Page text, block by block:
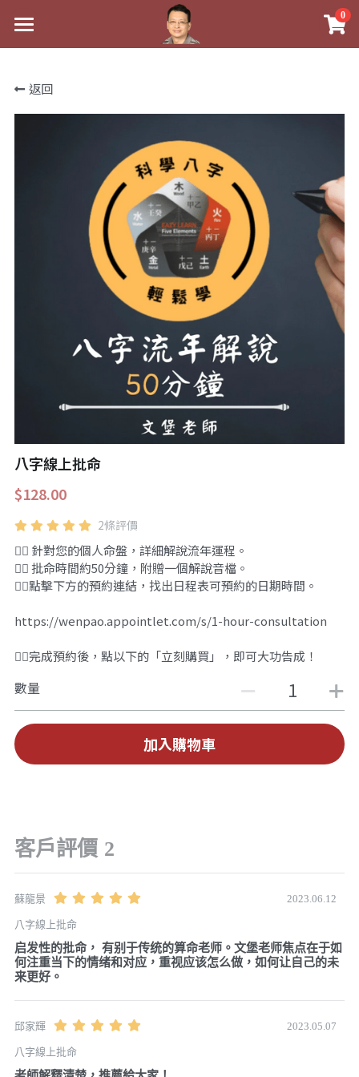
0
最新消息
關於我
手工印鑑
五行八字學
後天派陽宅
黃金會員專區
八字雜記
人氣最高
好書推廌
試閱專區
Podcast聽書
八字視頻
自我挑戰
八字初階班2
八字高階班
五人實戰班
五行計算高階班
八字完整班
《十神高階實戰錄》完整典藏版
科學八字推理PDF
八字批命
小兒命名
我的著作
科學八字推理1
科學八字推理2
科學八字推理3
科學八字輕鬆學
輕鬆學會科學八字推理
上課預約
常見問題
FB粉絲頁
搜索
繁體中文
0938617837
support@p8zicourse.com
五行八字線上班
返回
八字線上批命
$128.00
2條評價
👉🏻 針對您的個人命盤，詳細解說流年運程。
👉🏻 批命時間約50分鐘，附贈一個解說音檔。
👉🏻點擊下方的預約連結，找出日程表可預約的日期時間。
https://wenpao.appointlet.com/s/1-hour-consultation
👉🏻完成預約後，點以下的「立刻購買」，即可大功告成！
數量
加入購物車
客戶評價 2
蘇龍景 2023.06.12
八字線上批命
启发性的批命， 有别于传统的算命老师。文堡老师焦点在于如
何注重当下的情绪和对应，重视应该怎么做，如何让自己的未
来更好。
邱家輝 2023.05.07
八字線上批命
×
商品分類
八字線上完整班
《十神高階實戰錄》完整典藏版
1美元超值PDF
學生紅利課程
團隊教練訓練營
八字線上批命
×
部落格分類
心靈成長
人氣最高
站長精選